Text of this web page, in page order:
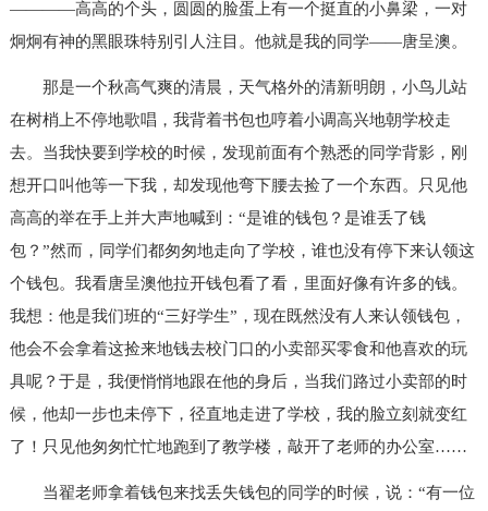
————高高的个头，圆圆的脸蛋上有一个挺直的小鼻梁，一对
炯炯有神的黑眼珠特别引人注目。他就是我的同学——唐呈澳。
那是一个秋高气爽的清晨，天气格外的清新明朗，小鸟儿站
在树梢上不停地歌唱，我背着书包也哼着小调高兴地朝学校走
去。当我快要到学校的时候，发现前面有个熟悉的同学背影，刚
想开口叫他等一下我，却发现他弯下腰去捡了一个东西。只见他
高高的举在手上并大声地喊到：“是谁的钱包？是谁丢了钱
包？”然而，同学们都匆匆地走向了学校，谁也没有停下来认领这
个钱包。我看唐呈澳他拉开钱包看了看，里面好像有许多的钱。
我想：他是我们班的“三好学生”，现在既然没有人来认领钱包，
他会不会拿着这捡来地钱去校门口的小卖部买零食和他喜欢的玩
具呢？于是，我便悄悄地跟在他的身后，当我们路过小卖部的时
候，他却一步也未停下，径直地走进了学校，我的脸立刻就变红
了！只见他匆匆忙忙地跑到了教学楼，敲开了老师的办公室……
当翟老师拿着钱包来找丢失钱包的同学的时候，说：“有一位